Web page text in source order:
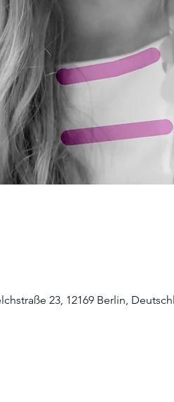
23, 12169 Berlin,